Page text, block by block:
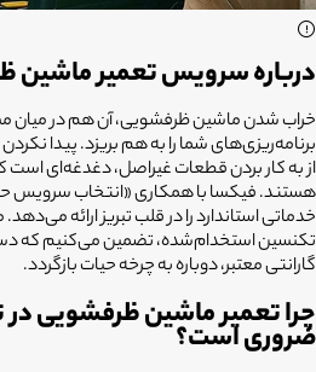
درباره سرویس تعمیر ماشین
خراب شدن ماشین ظرفشویی، آن هم در میان
برنامه‌ریزی‌های شما را به هم بریزد. پیدا
از به کار بردن قطعات غیراصل، دغدغه‌ای است
گارانتی معتبر، دوباره به چرخه حیات بازگردد.
چرا تعمیر ماشین ظرفشویی
ضروری است؟